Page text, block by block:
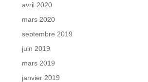
avril 2020
mars 2020
septembre 2019
juin 2019
mars 2019
janvier 2019